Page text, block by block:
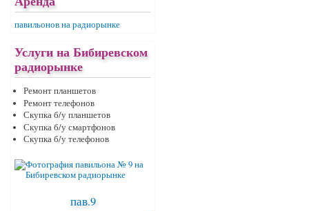
павильонов на радиорынке
Услуги на Бибиревском
радиорынке
Ремонт планшетов
Ремонт телефонов
Скупка б/у планшетов
Скупка б/у смартфонов
Скупка б/у телефонов
пав.9